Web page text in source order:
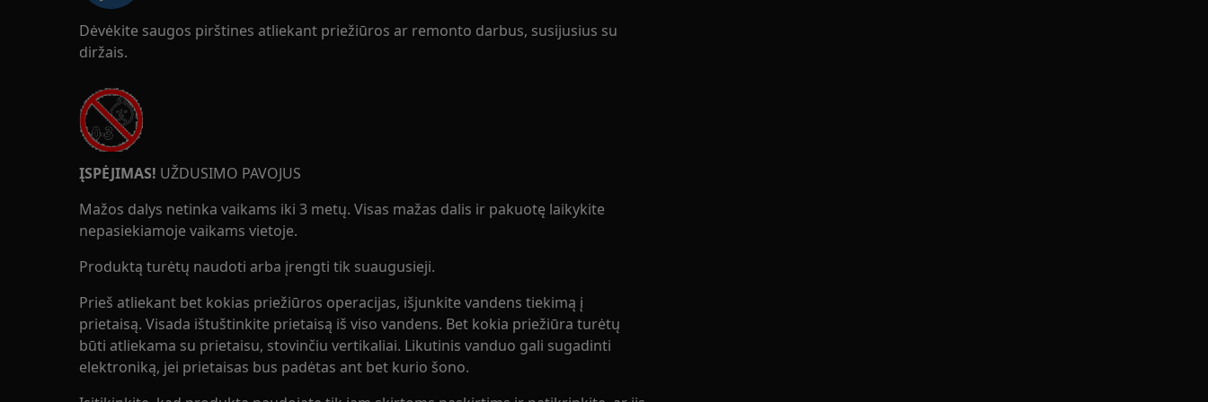
Dėvėkite saugos pirštines atliekant priežiūros ar remonto darbus, susijusius su
diržais.
ĮSPĖJIMAS! UŽDUSIMO PAVOJUS
Mažos dalys netinka vaikams iki 3 metų. Visas mažas dalis ir pakuotę laikykite
nepasiekiamoje vaikams vietoje.
Produktą turėtų naudoti arba įrengti tik suaugusieji.
Prieš atliekant bet kokias priežiūros operacijas, išjunkite vandens tiekimą į
prietaisą. Visada ištuštinkite prietaisą iš viso vandens. Bet kokia priežiūra turėtų
būti atliekama su prietaisu, stovinčiu vertikaliai. Likutinis vanduo gali sugadinti
elektroniką, jei prietaisas bus padėtas ant bet kurio šono.